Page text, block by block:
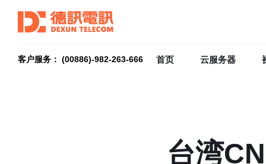
客户服务： (00886)-982-263-666 首页 云服务器
台湾